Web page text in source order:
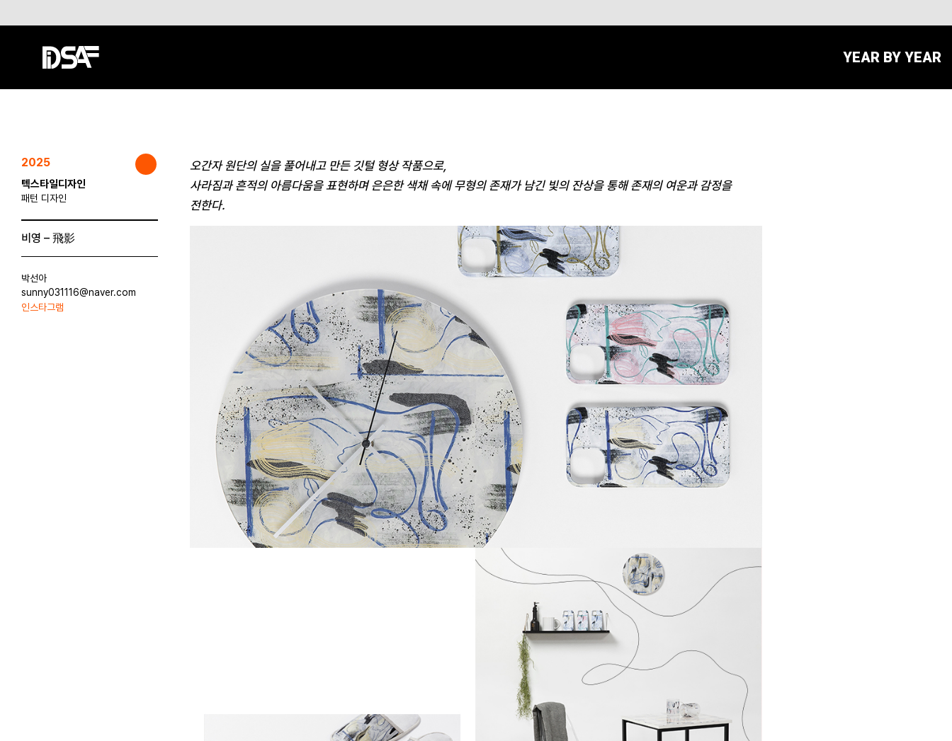
YEAR BY YEAR
2025
텍스타일디자인
패턴 디자인
비영 – 飛影
박선아
sunny031116@naver.com
인스타그램
오간자 원단의 실을 풀어내고 만든 깃털 형상 작품으로,
사라짐과 흔적의 아름다움을 표현하며 은은한 색채 속에 무형의 존재가 남긴 빛의 잔상을 통해 존재의 여운과 감정을
전한다.